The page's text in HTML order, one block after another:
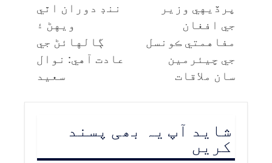
پرڏيهي وزير
جي افغان
مفاهمتي ڪونسل
جي چيئرمين
سان ملاقات
ننڊ دوران اٿي
ويهڻ ۽
ڳالهائڻ جي
عادت آهي: نوال
سعيد
شاید آپ یہ بھی پسند
کریں